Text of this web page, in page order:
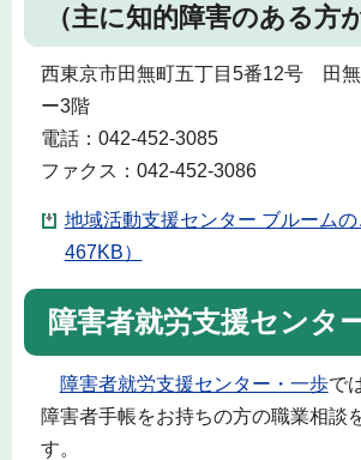
（主に知的障害のある方
西東京市田無町五丁目5番12号 田
ー3階
電話：042-452-3085
ファクス：042-452-3086
地域活動支援センター ブルームの
467KB）
障害者就労支援センタ
障害者就労支援センター・一歩で
障害者手帳をお持ちの方の職業相談
す。